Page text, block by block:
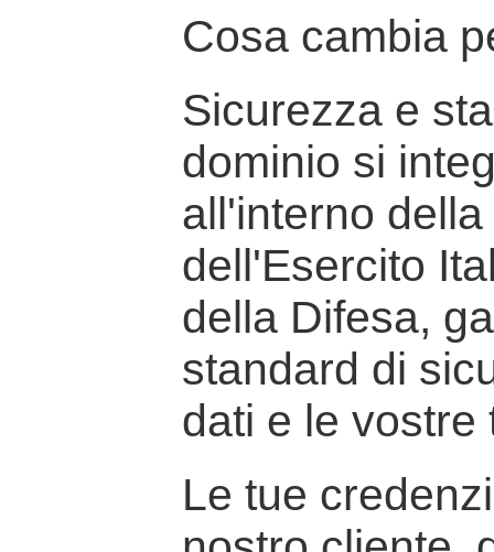
Cosa cambia
Sicurezza e
dominio si
all'interno
dell'Esercito
della Difesa,
standard di
dati e le vostre
Le tue